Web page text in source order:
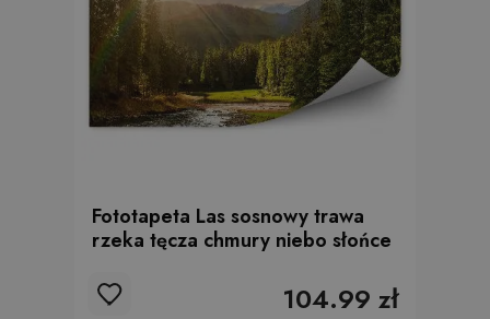
Fototapeta Las sosnowy trawa
rzeka tęcza chmury niebo słońce
104.99 zł